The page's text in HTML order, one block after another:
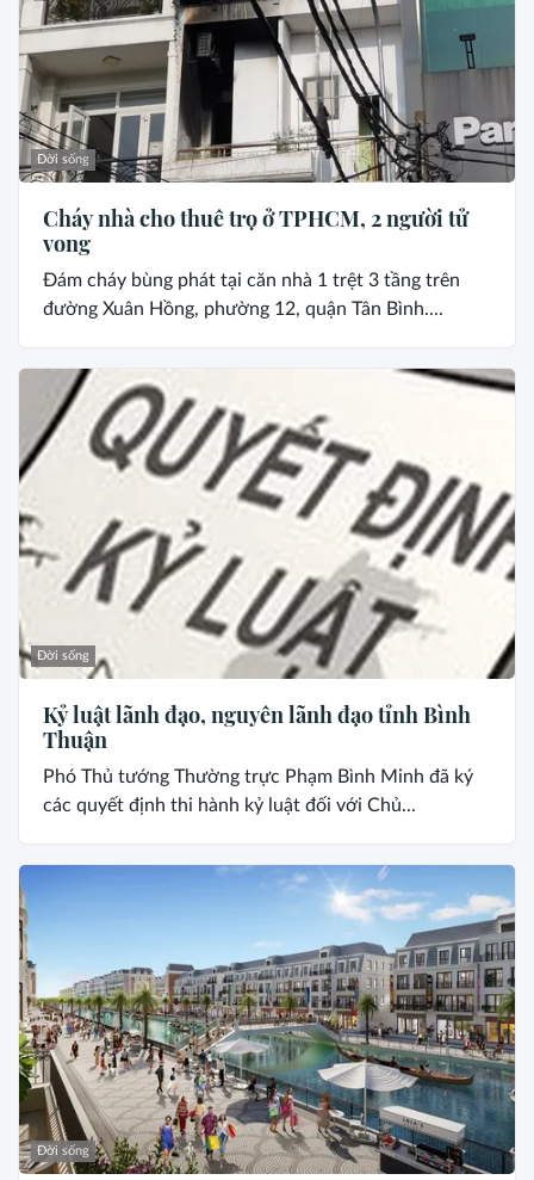
Đời sống
Cháy nhà cho thuê trọ ở TPHCM, 2 người tử
vong
Đám cháy bùng phát tại căn nhà 1 trệt 3 tầng trên
đường Xuân Hồng, phường 12, quận Tân Bình....
Đời sống
Kỷ luật lãnh đạo, nguyên lãnh đạo tỉnh Bình
Thuận
Phó Thủ tướng Thường trực Phạm Bình Minh đã ký
các quyết định thi hành kỷ luật đối với Chủ...
Đời sống